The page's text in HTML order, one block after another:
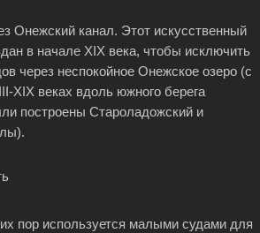
Онежский канал. Этот искусственный
в начале XIX века, чтобы исключить
через неспокойное Онежское озеро (с
XIX веках вдоль южного берега
построены Староладожский и
пор используется малыми судами для